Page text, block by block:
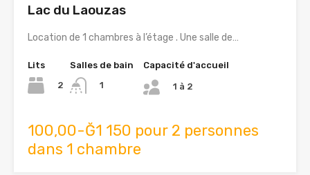
Lac du Laouzas
Location de 1 chambres à l’étage . Une salle de…
Lits
2
Salles de bain
1
Capacité d'accueil
1 à 2
100,00-Ğ1 150 pour 2 personnes
dans 1 chambre